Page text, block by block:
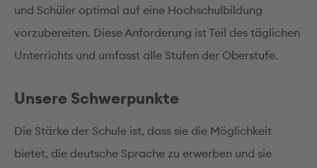
und Schüler optimal auf eine Hochschulbildung
vorzubereiten. Diese Anforderung ist Teil des täglichen
Unterrichts und umfasst alle Stufen der Oberstufe.
Unsere Schwerpunkte
Die Stärke der Schule ist, dass sie die Möglichkeit
bietet, die deutsche Sprache zu erwerben und sie